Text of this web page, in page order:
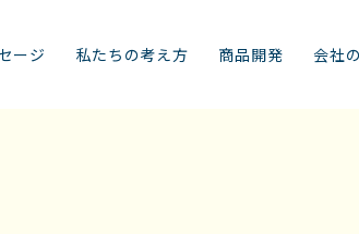
ージ 私たちの考え方 商品開発 会社